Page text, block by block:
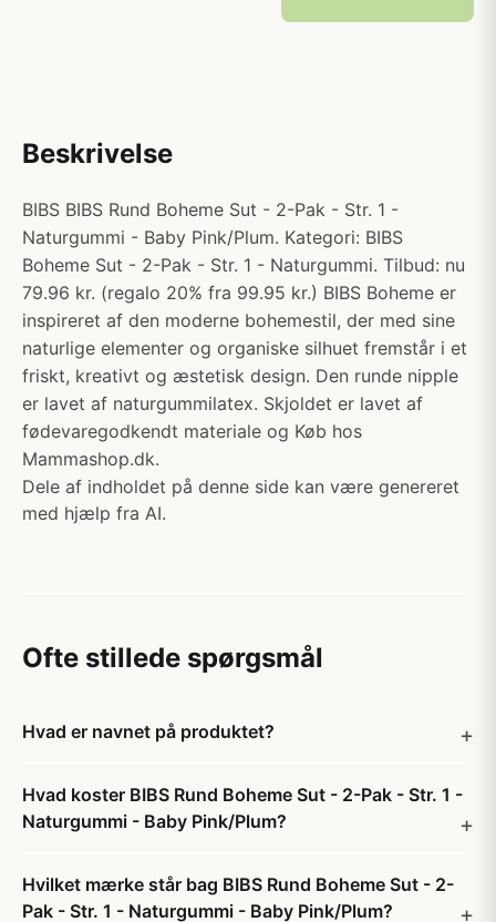
Beskrivelse
BIBS BIBS Rund Boheme Sut - 2-Pak - Str. 1 -
Naturgummi - Baby Pink/Plum. Kategori: BIBS
Boheme Sut - 2-Pak - Str. 1 - Naturgummi. Tilbud: nu
79.96 kr. (regalo 20% fra 99.95 kr.) BIBS Boheme er
inspireret af den moderne bohemestil, der med sine
naturlige elementer og organiske silhuet fremstår i et
friskt, kreativt og æstetisk design. Den runde nipple
er lavet af naturgummilatex. Skjoldet er lavet af
fødevaregodkendt materiale og Køb hos
Mammashop.dk.
Dele af indholdet på denne side kan være genereret
med hjælp fra AI.
Ofte stillede spørgsmål
Hvad er navnet på produktet?
Hvad koster BIBS Rund Boheme Sut - 2-Pak - Str. 1 -
Naturgummi - Baby Pink/Plum?
Hvilket mærke står bag BIBS Rund Boheme Sut - 2-
Pak - Str. 1 - Naturgummi - Baby Pink/Plum?